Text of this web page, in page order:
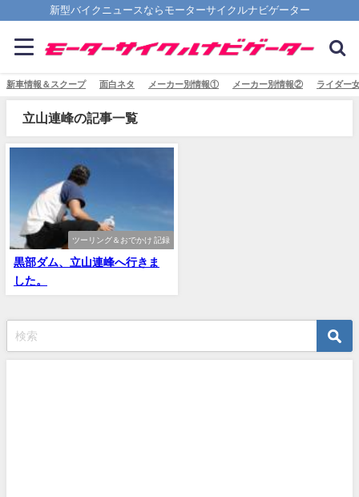
新型バイクニュースならモーターサイクルナビゲーター
新車情報＆スクープ 面白ネタ メーカー別情報① メーカー別情報② ライダー
立山連峰の記事一覧
ツーリング＆おでかけ 記録
黒部ダム、立山連峰へ行きま
した。